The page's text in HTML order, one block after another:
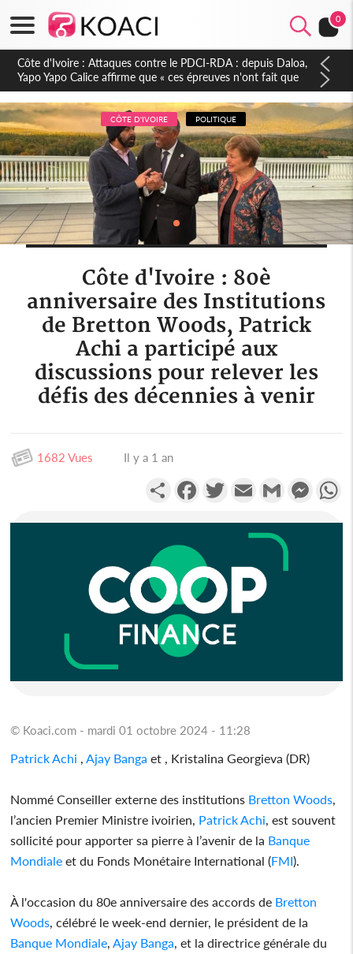
0
Côte d'Ivoire : Le Colonel-Major Fofié Kouakou est décédé,
l'armée perd une figure de la 2e Région militaire
CÔTE D'IVOIRE POLITIQUE
Côte d'Ivoire : 80è
anniversaire des Institutions
de Bretton Woods, Patrick
Achi a participé aux
discussions pour relever les
défis des décennies à venir
1682 Vues Il y a 1 an
PartagerFacebookTwitterEmail Gmail
© Koaci.com - mardi 01 octobre 2024 - 11:28
Patrick Achi Ajay Banga et , Kristalina Georgieva (DR)
Nommé Conseiller externe des institutions Bretton Woods
l’ancien Premier Ministre ivoirien, Patrick Achi , est souvent
sollicité pour apporter sa pierre à l’avenir de la Banque
Mondiale et du Fonds Monétaire International (FMI).
À l'occasion du 80e anniversaire des accords de Bretton
Woods , célébré le week-end dernier, le président de la
Banque Mondiale Ajay Banga , et la directrice générale du